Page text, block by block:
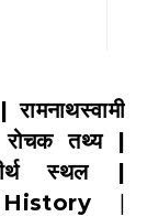
| रामनाथस्वामी
रोचक तथ्य |
स्थल |
|